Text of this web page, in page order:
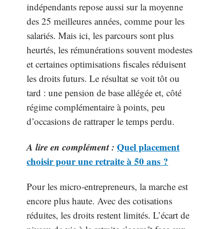
indépendants repose aussi sur la moyenne
des 25 meilleures années, comme pour les
salariés. Mais ici, les parcours sont plus
heurtés, les rémunérations souvent modestes
et certaines optimisations fiscales réduisent
les droits futurs. Le résultat se voit tôt ou
tard : une pension de base allégée et, côté
régime complémentaire à points, peu
d’occasions de rattraper le temps perdu.
A lire en complément : Quel placement
choisir pour une retraite à 50 ans ?
Pour les micro-entrepreneurs, la marche est
encore plus haute. Avec des cotisations
réduites, les droits restent limités. L’écart de